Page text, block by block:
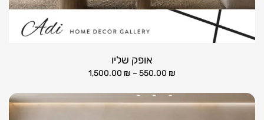
אופק שליו
550.00 ₪
–
1,500.00 ₪